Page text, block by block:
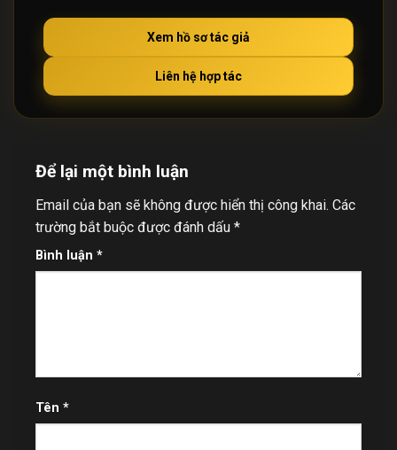
Xem hồ sơ tác giả
Liên hệ hợp tác
Để lại một bình luận
Email của bạn sẽ không được hiển thị công khai. Các
trường bắt buộc được đánh dấu *
Bình luận *
Tên *